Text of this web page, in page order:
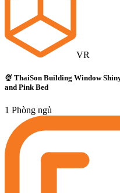
VR
🍨 ThaiSon Building Window
and Pink Bed
1 Phòng ngủ